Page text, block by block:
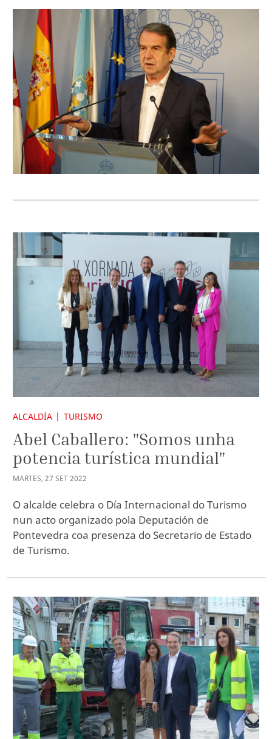
ALCALDÍA TURISMO
Abel Caballero: "Somos unha
potencia turística mundial"
MARTES, 27 SET2022
O alcalde celebra o Día Internacional do Turismo
nun acto organizado pola Deputación de
Pontevedra coa presenza do Secretario de Estado
de Turismo.